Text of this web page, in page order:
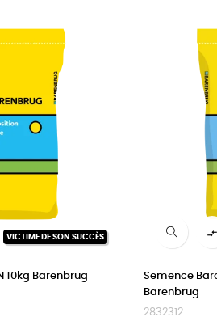
VICTIME DE SON SUCCÈS
10kg Barenbrug

Semence
Barenbrug
2832312